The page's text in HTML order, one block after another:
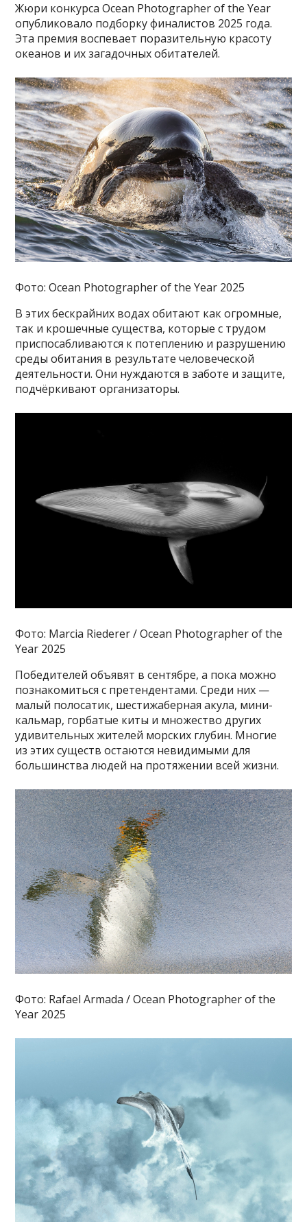
Жюри конкурса Ocean Photographer of the Year
опубликовало подборку финалистов 2025 года.
Эта премия воспевает поразительную красоту
океанов и их загадочных обитателей.
Фото: Ocean Photographer of the Year 2025
В этих бескрайних водах обитают как огромные,
так и крошечные существа, которые с трудом
приспосабливаются к потеплению и разрушению
среды обитания в результате человеческой
деятельности. Они нуждаются в заботе и защите,
подчёркивают организаторы.
Фото: Marcia Riederer / Ocean Photographer of the
Year 2025
Победителей объявят в сентябре, а пока можно
познакомиться с претендентами. Среди них —
малый полосатик, шестижаберная акула, мини-
кальмар, горбатые киты и множество других
удивительных жителей морских глубин. Многие
из этих существ остаются невидимыми для
большинства людей на протяжении всей жизни.
Фото: Rafael Armada / Ocean Photographer of the
Year 2025